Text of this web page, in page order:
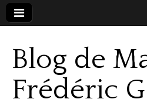
Blog de
Frédéric